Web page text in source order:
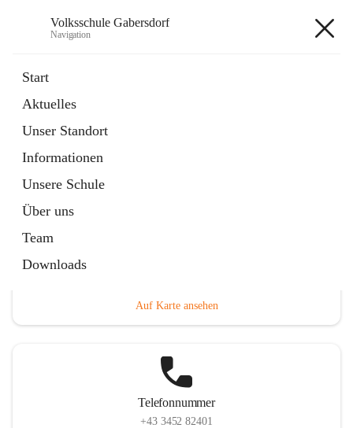
Volksschule Gabersdorf
Navigation
Start
Aktuelles
Unser Standort
Informationen
Unsere Schule
Über uns
Team
Downloads
Artikel
in
Tab
Auf Karte ansehen
Telefonnummer
+43 3452 82401